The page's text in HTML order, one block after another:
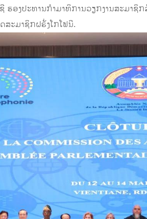
ຮອງປະທານກຳມາທິການວຽກງານສະມາຊິ
ສະມາຊິກຝຣັ່ງໂກໂຟນີ.